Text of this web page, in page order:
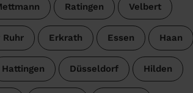
Ratingen Velbert
Erkrath Essen Haan
Hattingen Düsseldorf Hilden